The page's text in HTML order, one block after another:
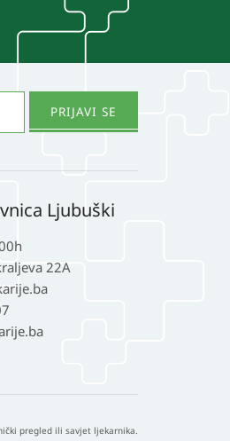
Ljubuški
22A
pregled ili savjet ljekarnika.